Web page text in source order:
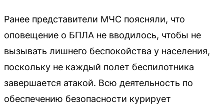
Ранее представители МЧС поясняли, что
оповещение о БПЛА не вводилось, чтобы не
вызывать лишнего беспокойства у населения,
поскольку не каждый полет беспилотника
завершается атакой. Всю деятельность по
обеспечению безопасности курирует